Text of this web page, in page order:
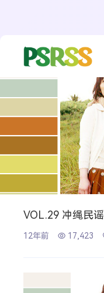
VOL.29 冲绳民谣
12年前 17,423